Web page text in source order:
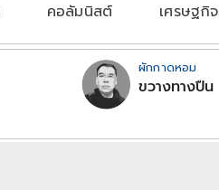
คอลัมนิสต์ เศรษฐกิจ
ผักกาดหอม
ขวางทางปืน